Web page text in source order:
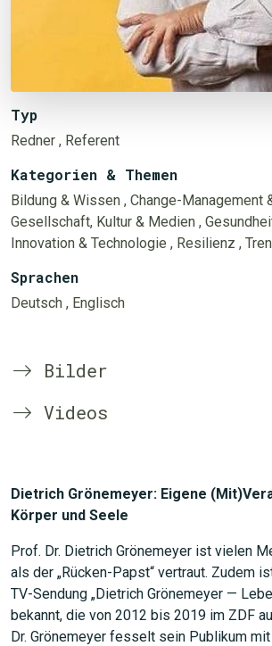
Typ
Redner , Referent
Kategorien & Themen
Bildung & Wissen , Change-Management
Gesellschaft, Kultur & Medien ,
Innovation & Technologie , Resilienz ,
Sprachen
Deutsch , Englisch
Bilder
Videos
Dietrich Grönemeyer: Eigene
Körper und Seele
Prof. Dr. Dietrich Grönemeyer ist vielen
als der „Rücken-Papst“ vertraut. Zudem
TV-Sendung „Dietrich Grönemeyer —
bekannt, die von 2012 bis 2019 im ZDF
Dr. Grönemeyer fesselt sein Publikum